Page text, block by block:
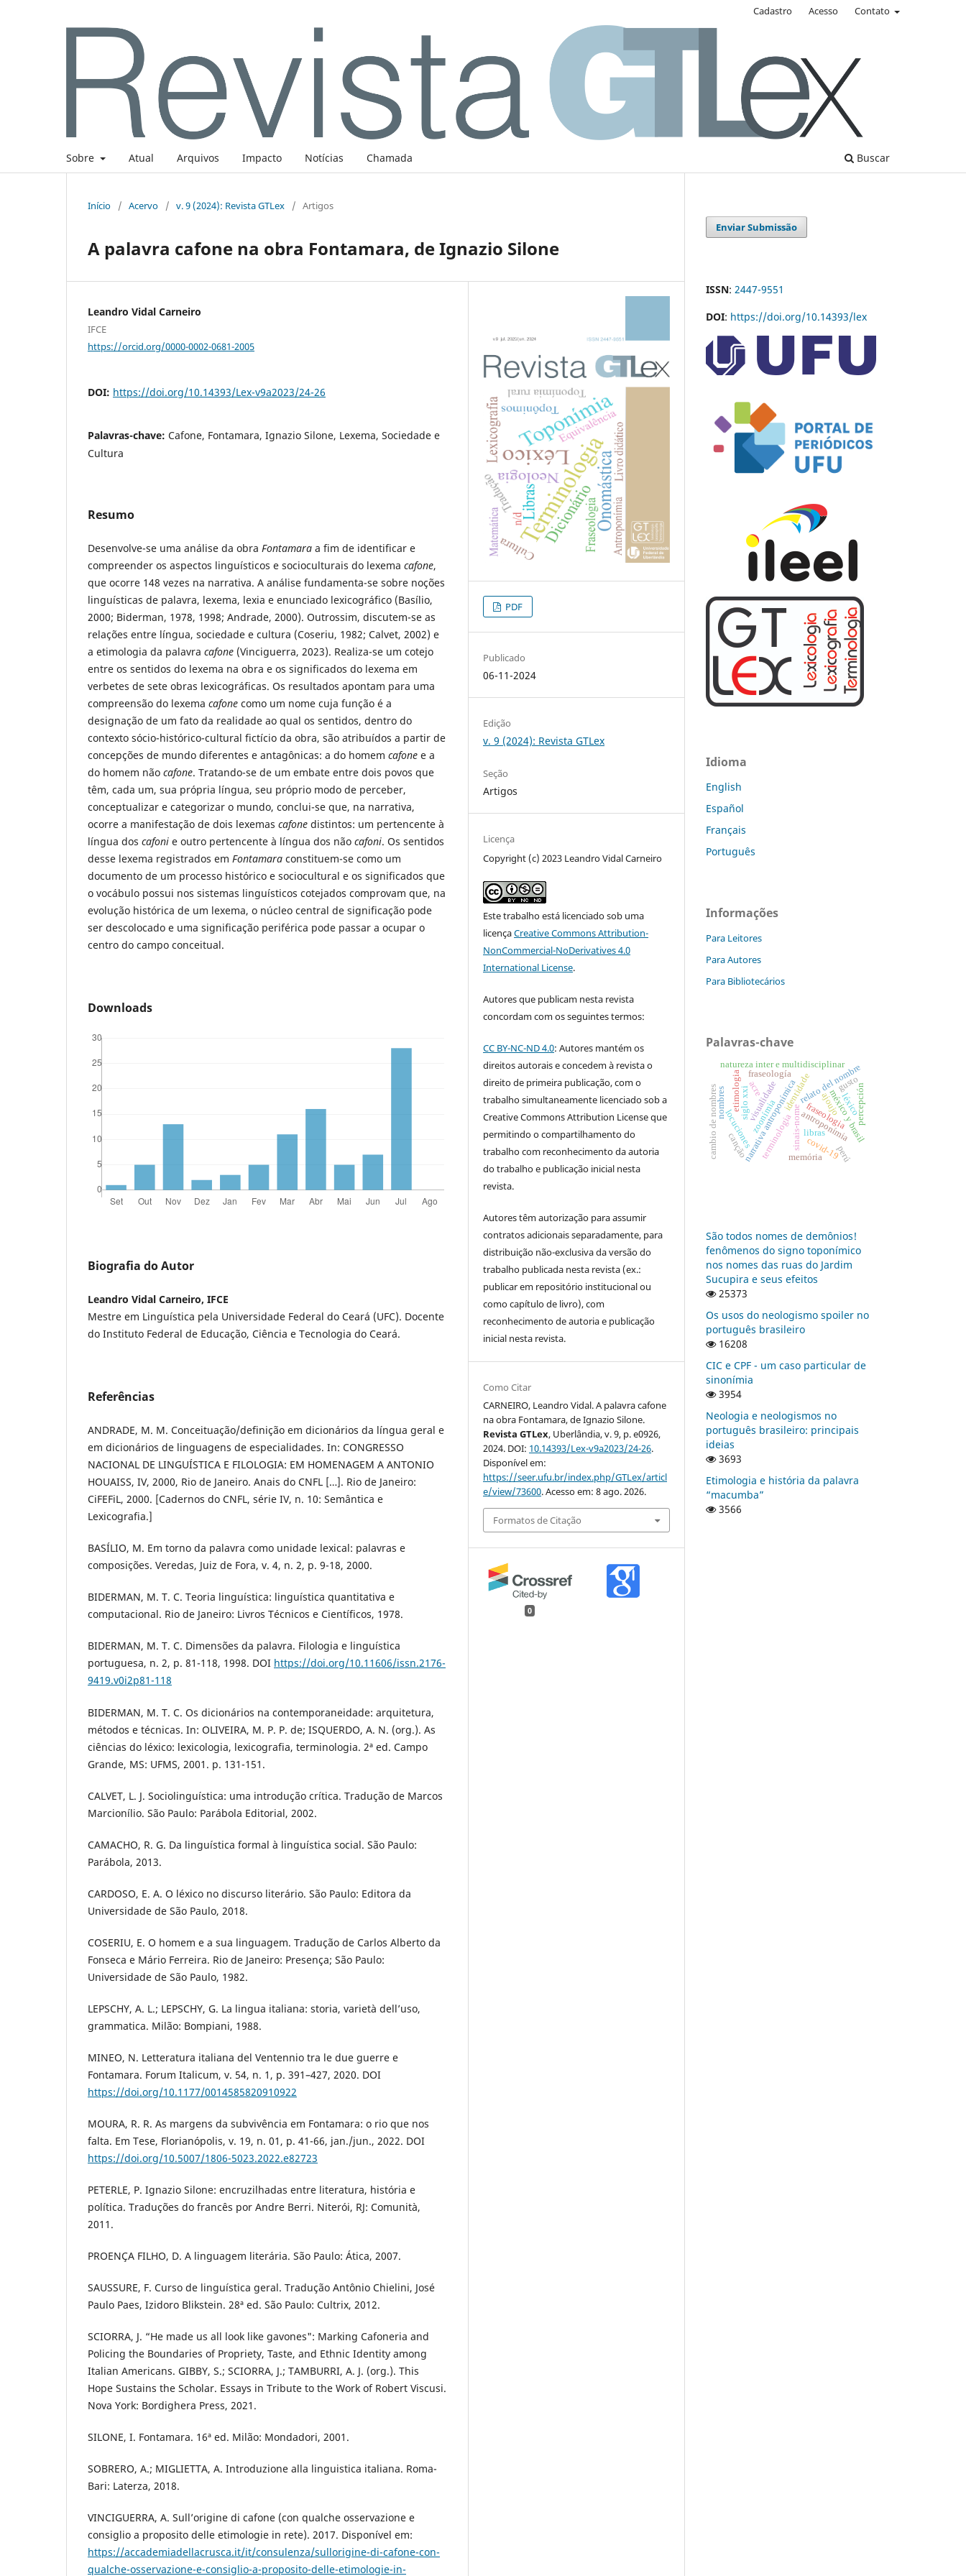
Sobre Atual Arquivos Impacto Notícias Chamada Buscar
Cadastro Acesso Contato
Início / Acervo / v. 9 (2024): Revista GTLex / Artigos
A palavra cafone na obra Fontamara, de Ignazio Silone
Leandro Vidal Carneiro
IFCE
https://orcid.org/0000-0002-0681-2005
DOI: https://doi.org/10.14393/Lex-v9a2023/24-26
Palavras-chave: Cafone, Fontamara, Ignazio Silone, Lexema, Sociedade e
Cultura
Resumo
Desenvolve-se uma análise da obra Fontamara a fim de identificar e
compreender os aspectos linguísticos e socioculturais do lexema cafone,
que ocorre 148 vezes na narrativa. A análise fundamenta-se sobre noções
linguísticas de palavra, lexema, lexia e enunciado lexicográfico (Basílio,
2000; Biderman, 1978, 1998; Andrade, 2000). Outrossim, discutem-se as
relações entre língua, sociedade e cultura (Coseriu, 1982; Calvet, 2002) e
a etimologia da palavra cafone (Vinciguerra, 2023). Realiza-se um cotejo
entre os sentidos do lexema na obra e os significados do lexema em
verbetes de sete obras lexicográficas. Os resultados apontam para uma
compreensão do lexema cafone como um nome cuja função é a
designação de um fato da realidade ao qual os sentidos, dentro do
contexto sócio-histórico-cultural fictício da obra, são atribuídos a partir de
concepções de mundo diferentes e antagônicas: a do homem cafone e a
do homem não cafone. Tratando-se de um embate entre dois povos que
têm, cada um, sua própria língua, seu próprio modo de perceber,
conceptualizar e categorizar o mundo, conclui-se que, na narrativa,
ocorre a manifestação de dois lexemas cafone distintos: um pertencente à
língua dos cafoni e outro pertencente à língua dos não cafoni. Os sentidos
desse lexema registrados em Fontamara constituem-se como um
documento de um processo histórico e sociocultural e os significados que
o vocábulo possui nos sistemas linguísticos cotejados comprovam que, na
evolução histórica de um lexema, o núcleo central de significação pode
ser descolocado e uma significação periférica pode passar a ocupar o
centro do campo conceitual.
Downloads
Biografia do Autor
Leandro Vidal Carneiro, IFCE
Mestre em Linguística pela Universidade Federal do Ceará (UFC). Docente
do Instituto Federal de Educação, Ciência e Tecnologia do Ceará.
Referências
ANDRADE, M. M. Conceituação/definição em dicionários da língua geral e
em dicionários de linguagens de especialidades. In: CONGRESSO
NACIONAL DE LINGUÍSTICA E FILOLOGIA: EM HOMENAGEM A ANTONIO
HOUAISS, IV, 2000, Rio de Janeiro. Anais do CNFL […]. Rio de Janeiro:
CiFEFiL, 2000. [Cadernos do CNFL, série IV, n. 10: Semântica e
Lexicografia.]
BASÍLIO, M. Em torno da palavra como unidade lexical: palavras e
composições. Veredas, Juiz de Fora, v. 4, n. 2, p. 9-18, 2000.
BIDERMAN, M. T. C. Teoria linguística: linguística quantitativa e
computacional. Rio de Janeiro: Livros Técnicos e Científicos, 1978.
BIDERMAN, M. T. C. Dimensões da palavra. Filologia e linguística
portuguesa, n. 2, p. 81-118, 1998. DOI https://doi.org/10.11606/issn.2176-
9419.v0i2p81-118
BIDERMAN, M. T. C. Os dicionários na contemporaneidade: arquitetura,
métodos e técnicas. In: OLIVEIRA, M. P. P. de; ISQUERDO, A. N. (org.). As
ciências do léxico: lexicologia, lexicografia, terminologia. 2ª ed. Campo
Grande, MS: UFMS, 2001. p. 131-151.
CALVET, L. J. Sociolinguística: uma introdução crítica. Tradução de Marcos
Marcionílio. São Paulo: Parábola Editorial, 2002.
CAMACHO, R. G. Da linguística formal à linguística social. São Paulo:
Parábola, 2013.
CARDOSO, E. A. O léxico no discurso literário. São Paulo: Editora da
Universidade de São Paulo, 2018.
COSERIU, E. O homem e a sua linguagem. Tradução de Carlos Alberto da
Fonseca e Mário Ferreira. Rio de Janeiro: Presença; São Paulo:
Universidade de São Paulo, 1982.
LEPSCHY, A. L.; LEPSCHY, G. La lingua italiana: storia, varietà dell’uso,
grammatica. Milão: Bompiani, 1988.
MINEO, N. Letteratura italiana del Ventennio tra le due guerre e
Fontamara. Forum Italicum, v. 54, n. 1, p. 391–427, 2020. DOI
https://doi.org/10.1177/0014585820910922
MOURA, R. R. As margens da subvivência em Fontamara: o rio que nos
falta. Em Tese, Florianópolis, v. 19, n. 01, p. 41-66, jan./jun., 2022. DOI
https://doi.org/10.5007/1806-5023.2022.e82723
PETERLE, P. Ignazio Silone: encruzilhadas entre literatura, história e
política. Traduções do francês por Andre Berri. Niterói, RJ: Comunità,
2011.
PROENÇA FILHO, D. A linguagem literária. São Paulo: Ática, 2007.
SAUSSURE, F. Curso de linguística geral. Tradução Antônio Chielini, José
Paulo Paes, Izidoro Blikstein. 28ª ed. São Paulo: Cultrix, 2012.
SCIORRA, J. “He made us all look like gavones": Marking Cafoneria and
Policing the Boundaries of Propriety, Taste, and Ethnic Identity among
Italian Americans. GIBBY, S.; SCIORRA, J.; TAMBURRI, A. J. (org.). This
Hope Sustains the Scholar. Essays in Tribute to the Work of Robert Viscusi.
Nova York: Bordighera Press, 2021.
SILONE, I. Fontamara. 16ª ed. Milão: Mondadori, 2001.
SOBRERO, A.; MIGLIETTA, A. Introduzione alla linguistica italiana. Roma-
Bari: Laterza, 2018.
VINCIGUERRA, A. Sull’origine di cafone (con qualche osservazione e
consiglio a proposito delle etimologie in rete). 2017. Disponível em:
https://accademiadellacrusca.it/it/consulenza/sullorigine-di-cafone-con-
qualche-osservazione-e-consiglio-a-proposito-delle-etimologie-in-
PDF
Publicado
06-11-2024
Edição
v. 9 (2024): Revista GTLex
Seção
Artigos
Licença
Copyright (c) 2023 Leandro Vidal Carneiro
Este trabalho está licenciado sob uma
licençaCreative Commons Attribution-
NonCommercial-NoDerivatives 4.0
International License.
Autores que publicam nesta revista
concordam com os seguintes termos:
CC BY-NC-ND 4.0: Autores mantém os
direitos autorais e concedem à revista o
direito de primeira publicação, com o
trabalho simultaneamente licenciado sob a
Creative Commons Attribution License que
permitindo o compartilhamento do
trabalho com reconhecimento da autoria
do trabalho e publicação inicial nesta
revista.
Autores têm autorização para assumir
contratos adicionais separadamente, para
distribuição não-exclusiva da versão do
trabalho publicada nesta revista (ex.:
publicar em repositório institucional ou
como capítulo de livro), com
reconhecimento de autoria e publicação
inicial nesta revista.
Como Citar
CARNEIRO, Leandro Vidal. A palavra cafone
na obra Fontamara, de Ignazio Silone.
Revista GTLex, Uberlândia, v. 9, p. e0926,
2024. DOI: 10.14393/Lex-v9a2023/24-26.
Disponível em:
https://seer.ufu.br/index.php/GTLex/articl
e/view/73600. Acesso em: 8 ago. 2026.
Formatos de Citação
0
Enviar Submissão
ISSN: 2447-9551
DOI: https://doi.org/10.14393/lex
Idioma
English
Español
Français
Português
Informações
Para Leitores
Para Autores
Para Bibliotecários
Palavras-chave
antroponímia
sinais-nomelibras
visualidadeidentidade
narrativa antroponímicarelato del nombre
siglo xxi méxico y brasil
fraseologia
natureza inter e multidisciplinar
etimologia
terminologia
percepción
fraseología
locuciones
gusto
covid-19
ajoujoléxico
memória
zoonímia
acre
nombres
cambio de nombres perú
canção
São todos nomes de demônios!
fenômenos do signo toponímico
nos nomes das ruas do Jardim
Sucupira e seus efeitos
25373
Os usos do neologismo spoiler no
português brasileiro
16208
CIC e CPF - um caso particular de
sinonímia
3954
Neologia e neologismos no
português brasileiro: principais
ideias
3693
Etimologia e história da palavra
“macumba”
3566